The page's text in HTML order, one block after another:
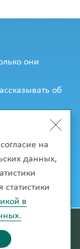
на
данных,
статистики
в
они
об